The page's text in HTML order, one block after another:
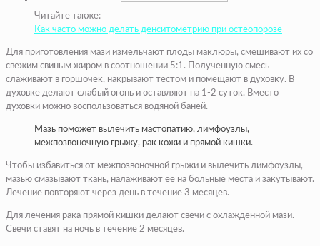
Читайте также:
Как часто можно делать денситометрию при остеопорозе
Для приготовления мази измельчают плоды маклюры, смешивают их со
свежим свиным жиром в соотношении 5:1. Полученную смесь
слаживают в горшочек, накрывают тестом и помещают в духовку. В
духовке делают слабый огонь и оставляют на 1-2 суток. Вместо
духовки можно воспользоваться водяной баней.
Мазь поможет вылечить мастопатию, лимфоузлы,
межпозвоночную грыжу, рак кожи и прямой кишки.
Чтобы избавиться от межпозвоночной грыжи и вылечить лимфоузлы,
мазью смазывают ткань, налаживают ее на больные места и закутывают.
Лечение повторяют через день в течение 3 месяцев.
Для лечения рака прямой кишки делают свечи с охлажденной мази.
Свечи ставят на ночь в течение 2 месяцев.